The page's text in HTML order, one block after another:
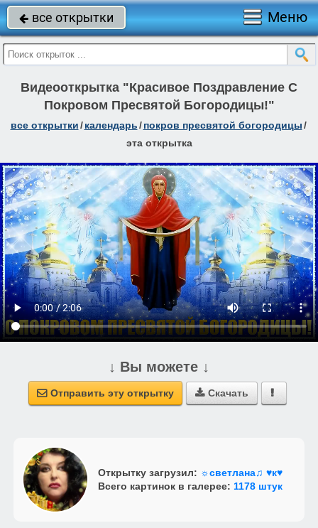
 все открытки Меню
Видеооткрытка "Красивое Поздравление С
Покровом Пресвятой Богородицы!"
все открытки/ календарь/ покров пресвятой богородицы/
эта открытка
↓ Вы можете ↓
 Отправить эту открытку  Скачать 
Открытку загрузил: ☼светлана♫ ♥к♥
Всего картинок в галерее: 1178 штук